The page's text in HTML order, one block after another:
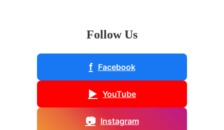
Follow Us
f Facebook
▶ YouTube
📷 Instagram